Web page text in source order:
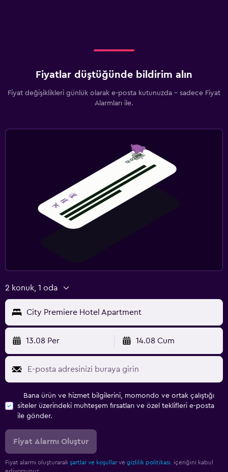
Fiyatlar düştüğünde bildirim alın
Fiyat değişiklikleri günlük olarak e-posta kutunuzda - sadece Fiyat
Alarmları ile.
2 konuk, 1 oda
City Premiere Hotel Apartment
13.08 Per 14.08 Cum
Bana ürün ve hizmet bilgilerini, momondo ve ortak çalıştığı
siteler üzerindeki muhteşem fırsatları ve özel teklifleri e-posta
ile gönder.
Fiyat Alarmı Oluştur
Fiyat alarmı oluşturarak şartlar ve koşullar ve gizlilik politikası.
içeriğini kabul